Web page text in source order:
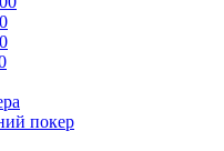
покер